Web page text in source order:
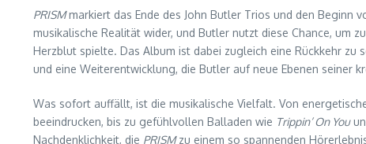
PRISMmarkiert das Ende des John Butler Trios und den Beginn
musikalische Realität wider, und Butler nutzt diese Chance, um
Herzblut spielte. Das Album ist dabei zugleich eine Rückkehr
und eine Weiterentwicklung, die Butler auf neue Ebenen seiner
Was sofort auffällt, ist die musikalische Vielfalt. Von
beeindrucken, bis zu gefühlvollen Balladen wie Trippin’ On You
Nachdenklichkeit, die PRISMzu einem so spannenden